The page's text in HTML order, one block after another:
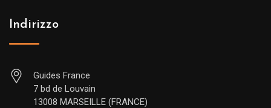
Indirizzo
Guides France
7 bd de Louvain
13008 MARSEILLE (FRANCE)